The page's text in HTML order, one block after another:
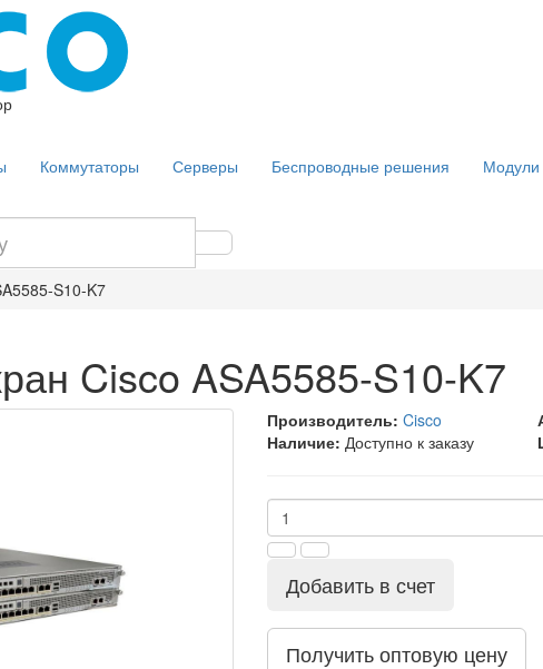
Коммутаторы Серверы Беспроводные решения Модули
S10-K7
Cisco ASA5585-S10-K7
Производитель: Cisco
Наличие: Доступно к заказу
Добавить в счет
Получить оптовую цену